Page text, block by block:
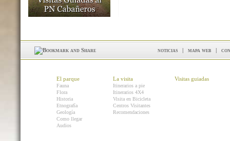
noticias | mapa web |
El parque
Fauna
Flora
Historia
Etnografía
Geología
Como llegar
Audios
La visita
Itinerarios a pie
Itinerarios 4X4
Visita en Bicicleta
Centros Visitantes
Recomendaciones
Visitas guiadas